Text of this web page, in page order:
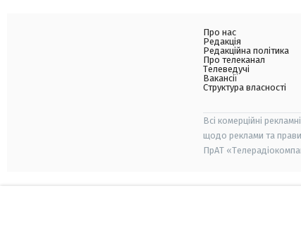
Про нас
Редакція
Редакційна політика
Про телеканал
Телеведучі
Вакансії
Структура власності
Всі комерційні
щодо реклами та
ПрАТ